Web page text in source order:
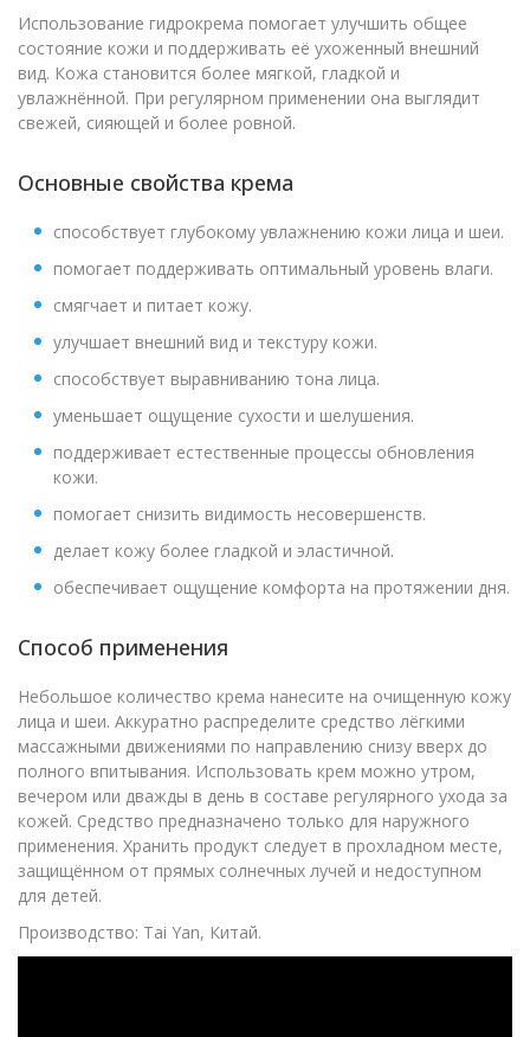
Использование гидрокрема помогает улучшить общее
состояние кожи и поддерживать её ухоженный внешний
вид. Кожа становится более мягкой, гладкой и
увлажнённой. При регулярном применении она выглядит
свежей, сияющей и более ровной.
Основные свойства крема
способствует глубокому увлажнению кожи лица и шеи.
помогает поддерживать оптимальный уровень влаги.
смягчает и питает кожу.
улучшает внешний вид и текстуру кожи.
способствует выравниванию тона лица.
уменьшает ощущение сухости и шелушения.
поддерживает естественные процессы обновления
кожи.
помогает снизить видимость несовершенств.
делает кожу более гладкой и эластичной.
обеспечивает ощущение комфорта на протяжении дня.
Способ применения
Небольшое количество крема нанесите на очищенную кожу
лица и шеи. Аккуратно распределите средство лёгкими
массажными движениями по направлению снизу вверх до
полного впитывания. Использовать крем можно утром,
вечером или дважды в день в составе регулярного ухода за
кожей. Средство предназначено только для наружного
применения. Хранить продукт следует в прохладном месте,
защищённом от прямых солнечных лучей и недоступном
для детей.
Производство: Tai Yan, Китай.